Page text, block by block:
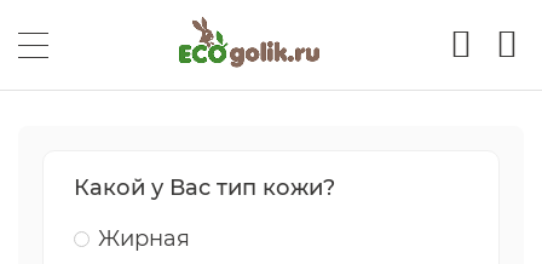
Какой у Вас тип кожи?
Жирная